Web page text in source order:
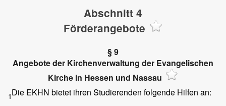
Abschnitt 4
Förderangebote
§ 9
Angebote der Kirchenverwaltung der Evangelischen
Kirche in Hessen und Nassau
1Die EKHN bietet ihren Studierenden folgende Hilfen an: